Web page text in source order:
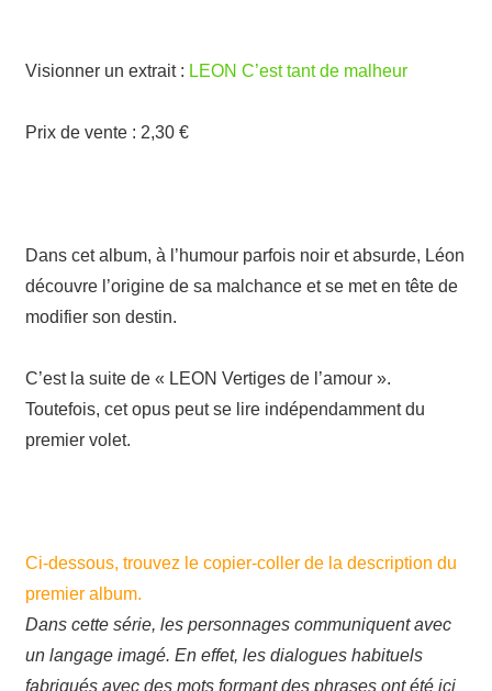
Visionner un extrait : LEON C’est tant de malheur
Prix de vente : 2,30 €
Dans cet album, à l’humour parfois noir et absurde, Léon
découvre l’origine de sa malchance et se met en tête de
modifier son destin.
C’est la suite de « LEON Vertiges de l’amour ».
Toutefois, cet opus peut se lire indépendamment du
premier volet.
Ci-dessous, trouvez le copier-coller de la description du
premier album.
Dans cette série, les personnages communiquent avec
un langage imagé. En effet, les dialogues habituels
fabriqués avec des mots formant des phrases ont été ici